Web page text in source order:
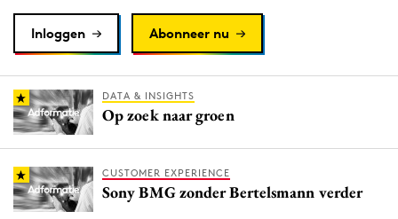
Reputatie & crisis
Inloggen Abonneer nu
DATA & INSIGHTS
Op zoek naar groen
CUSTOMER EXPERIENCE
Sony BMG zonder Bertelsmann verder